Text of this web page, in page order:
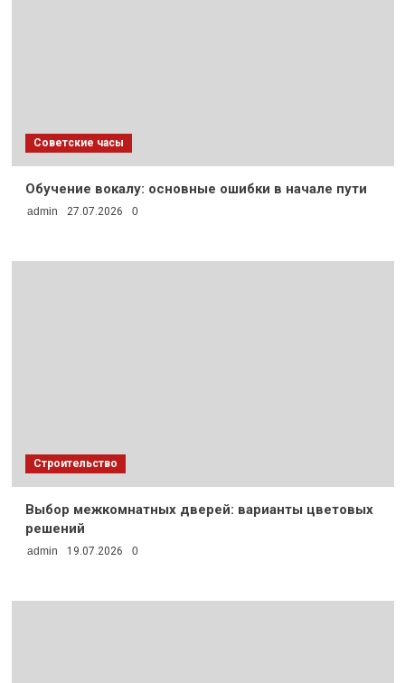
Советские часы
Обучение вокалу: основные ошибки в начале пути
admin 27.07.2026 0
Строительство
Выбор межкомнатных дверей: варианты цветовых
решений
admin 19.07.2026 0